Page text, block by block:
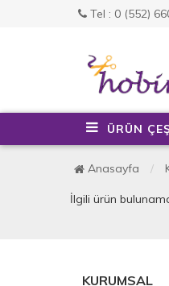
Tel : 0 (552)
ÜRÜN
Anasayfa
İlgili ürün
KURUMSAL